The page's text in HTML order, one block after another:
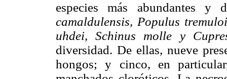
especies más abundantes
camaldulensis, Populus
uhdei, Schinus molle y
diversidad. De ellas, nueve
hongos; y cinco, en